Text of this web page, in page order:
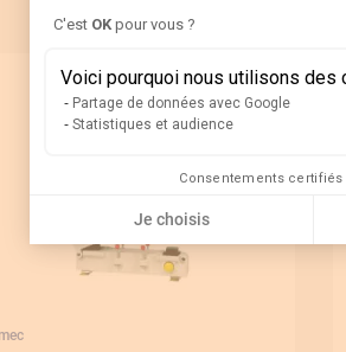
C'est OK pour vous ?
Voici pourquoi nous utilisons des
Partage de données avec Google
Statistiques et audience
Consentements certifiés
Je choisis